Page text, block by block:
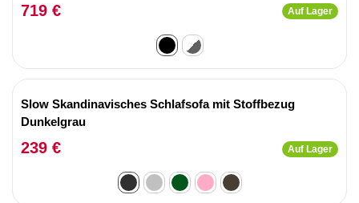
719 € Auf Lager
Slow Skandinavisches Schlafsofa mit Stoffbezug
Dunkelgrau
239 € Auf Lager